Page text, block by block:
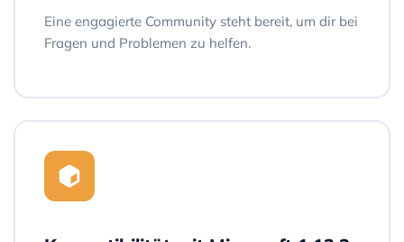
Eine engagierte Community steht bereit, um dir bei
Fragen und Problemen zu helfen.